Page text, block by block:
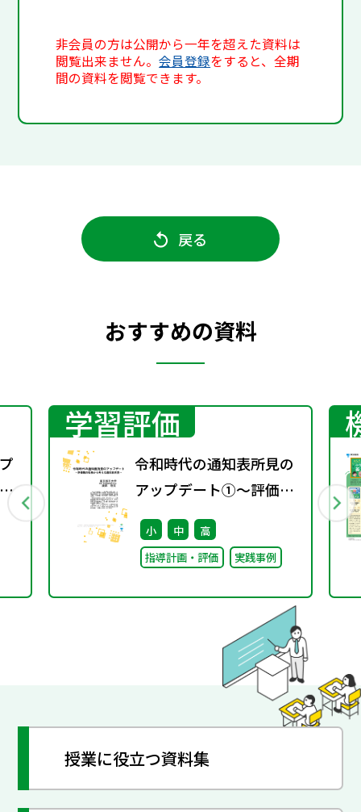
非会員の方は公開から一年を超えた資料は
閲覧出来ません。会員登録をすると、全期
間の資料を閲覧できます。
戻る
おすすめの資料
学習評価
令和時代の通知表所見の
アップデート①～評価観
の転換から考える通知表
所見～
小 中
高
指導計画・評価
実践事例
授業に役立つ資料集